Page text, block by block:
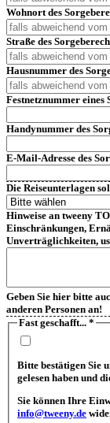
Wohnort des
Straße des
Hausnummer des
Festnetznummer eines
Handynummer des
E-Mail-Adresse des
Die Reiseunterlagen
Hinweise an tweeny
Einschränkungen,
Unverträglichkeiten,
Geben Sie hier bitte
anderen Personen an!
Fast geschafft... *
Bitte bestätigen Sie
gelesen haben und
Sie können Ihre
info@tweeny.de